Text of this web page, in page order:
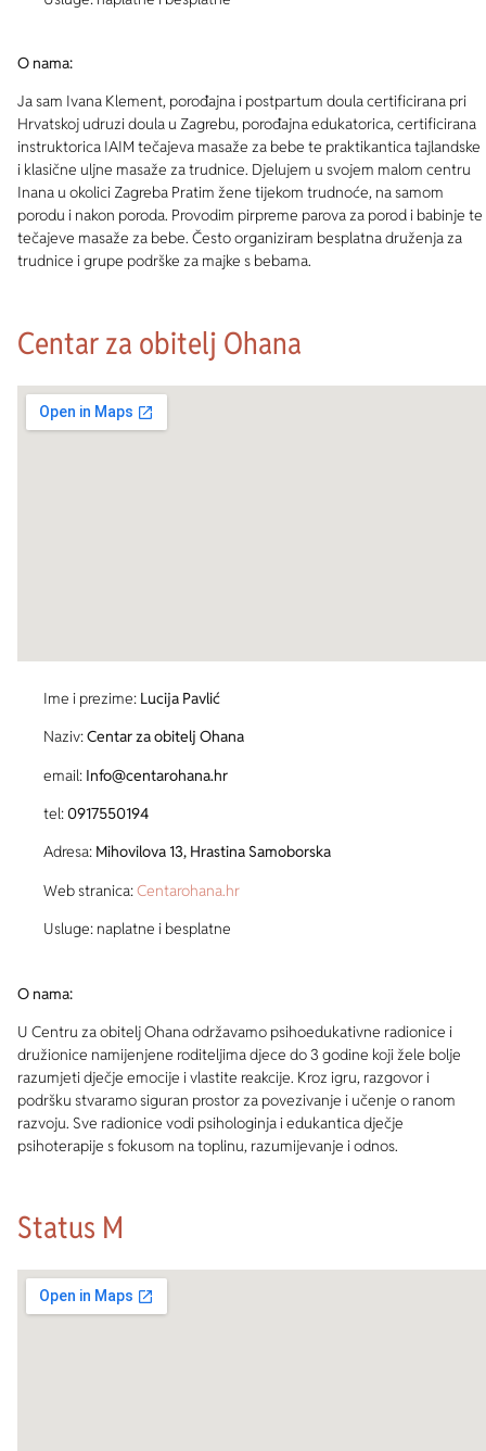
O nama:
Ja sam Ivana Klement, porođajna i postpartum doula certificirana pri
Hrvatskoj udruzi doula u Zagrebu, porođajna edukatorica, certificirana
instruktorica IAIM tečajeva masaže za bebe te praktikantica tajlandske
i klasične uljne masaže za trudnice. Djelujem u svojem malom centru
Inana u okolici Zagreba Pratim žene tijekom trudnoće, na samom
porodu i nakon poroda. Provodim pirpreme parova za porod i babinje te
tečajeve masaže za bebe. Često organiziram besplatna druženja za
trudnice i grupe podrške za majke s bebama.
Centar za obitelj Ohana
Ime i prezime: Lucija Pavlić
Naziv:Centar za obitelj Ohana
email: Info@centarohana.hr
tel: 0917550194
Adresa: Mihovilova 13, Hrastina Samoborska
Web stranica:Centarohana.hr
Usluge: naplatne i besplatne
O nama:
U Centru za obitelj Ohana održavamo psihoedukativne radionice i
družionice namijenjene roditeljima djece do 3 godine koji žele bolje
razumjeti dječje emocije i vlastite reakcije. Kroz igru, razgovor i
podršku stvaramo siguran prostor za povezivanje i učenje o ranom
razvoju. Sve radionice vodi psihologinja i edukantica dječje
psihoterapije s fokusom na toplinu, razumijevanje i odnos.
Status M